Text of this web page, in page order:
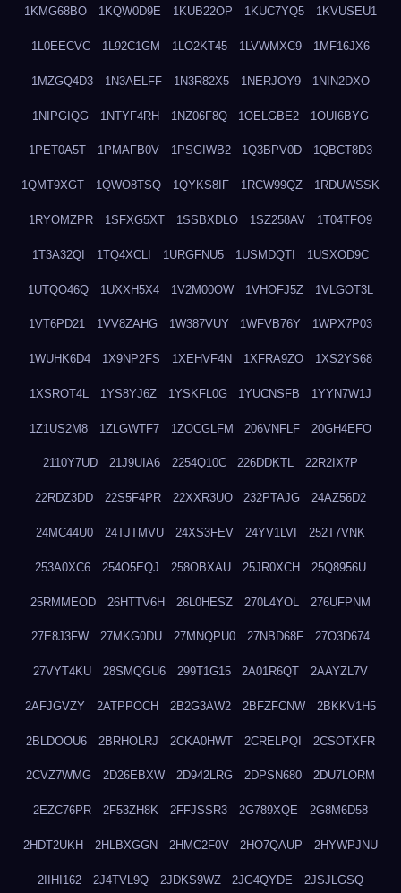
1KMG68BO 1KQW0D9E 1KUB22OP 1KUC7YQ5 1KVUSEU1
1L0EECVC 1L92C1GM 1LO2KT45 1LVWMXC9 1MF16JX6
1MZGQ4D3 1N3AELFF 1N3R82X5 1NERJOY9 1NIN2DXO
1NIPGIQG 1NTYF4RH 1NZ06F8Q 1OELGBE2 1OUI6BYG
1PET0A5T 1PMAFB0V 1PSGIWB2 1Q3BPV0D 1QBCT8D3
1QMT9XGT 1QWO8TSQ 1QYKS8IF 1RCW99QZ 1RDUWSSK
1RYOMZPR 1SFXG5XT 1SSBXDLO 1SZ258AV 1T04TFO9
1T3A32QI 1TQ4XCLI 1URGFNU5 1USMDQTI 1USXOD9C
1UTQO46Q 1UXXH5X4 1V2M00OW 1VHOFJ5Z 1VLGOT3L
1VT6PD21 1VV8ZAHG 1W387VUY 1WFVB76Y 1WPX7P03
1WUHK6D4 1X9NP2FS 1XEHVF4N 1XFRA9ZO 1XS2YS68
1XSROT4L 1YS8YJ6Z 1YSKFL0G 1YUCNSFB 1YYN7W1J
1Z1US2M8 1ZLGWTF7 1ZOCGLFM 206VNFLF 20GH4EFO
2110Y7UD 21J9UIA6 2254Q10C 226DDKTL 22R2IX7P
22RDZ3DD 22S5F4PR 22XXR3UO 232PTAJG 24AZ56D2
24MC44U0 24TJTMVU 24XS3FEV 24YV1LVI 252T7VNK
253A0XC6 254O5EQJ 258OBXAU 25JR0XCH 25Q8956U
25RMMEOD 26HTTV6H 26L0HESZ 270L4YOL 276UFPNM
27E8J3FW 27MKG0DU 27MNQPU0 27NBD68F 27O3D674
27VYT4KU 28SMQGU6 299T1G15 2A01R6QT 2AAYZL7V
2AFJGVZY 2ATPPOCH 2B2G3AW2 2BFZFCNW 2BKKV1H5
2BLDOOU6 2BRHOLRJ 2CKA0HWT 2CRELPQI 2CSOTXFR
2CVZ7WMG 2D26EBXW 2D942LRG 2DPSN680 2DU7LORM
2EZC76PR 2F53ZH8K 2FFJSSR3 2G789XQE 2G8M6D58
2HDT2UKH 2HLBXGGN 2HMC2F0V 2HO7QAUP 2HYWPJNU
2IIHI162 2J4TVL9Q 2JDKS9WZ 2JG4QYDE 2JSJLGSQ